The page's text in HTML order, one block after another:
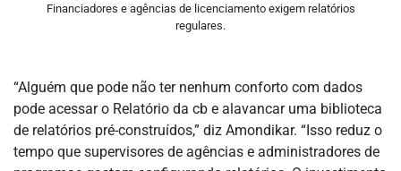
Financiadores e agências de licenciamento exigem relatórios
regulares.
“Alguém que pode não ter nenhum conforto com dados
pode acessar o Relatório da cb e alavancar uma biblioteca
de relatórios pré-construídos,” diz Amondikar. “Isso reduz o
tempo que supervisores de agências e administradores de